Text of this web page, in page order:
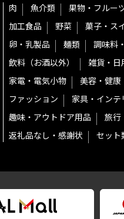
肉 魚介類 果物・フルー
加工食品
野菜
菓子・ス
卵・乳製品
麺類 調味料
飲料（お酒以外）
雑貨・日
家電・電気小物
美容・健康
ファッション
家具・インテ
趣味・アウトドア用品
旅行
返礼品なし・感謝状
セット